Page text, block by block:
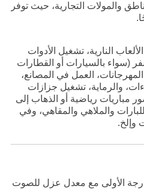
والمولات التجارية، حيث توفر
النارية، تشغيل الأدوات
(سواء بالسيارات أو القطارات
العمل في المصانع،
والرماية، تشغيل جزازات
مباريات رياضية أو الذهاب إلى
والملاهي والمقاهي، وفي
وإلخ.
الأولى مع معدل عزل للصوت